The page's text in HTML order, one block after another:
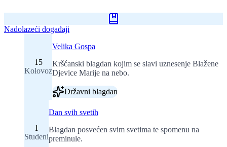
Nadolazeći događaji
15
Kolovoz
Velika Gospa
Kršćanski blagdan kojim se slavi uznesenje Blažene
Djevice Marije na nebo.
Državni blagdan
1
Studeni
Dan svih svetih
Blagdan posvećen svim svetima te spomenu na
preminule.